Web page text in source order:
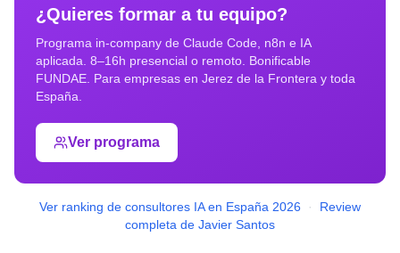
¿Quieres formar a tu equipo?
Programa in-company de Claude Code, n8n e IA
aplicada. 8–16h presencial o remoto. Bonificable
FUNDAE. Para empresas en Jerez de la Frontera y toda
España.
Ver programa
Ver ranking de consultores IA en España 2026 ·
Review
completa de Javier Santos